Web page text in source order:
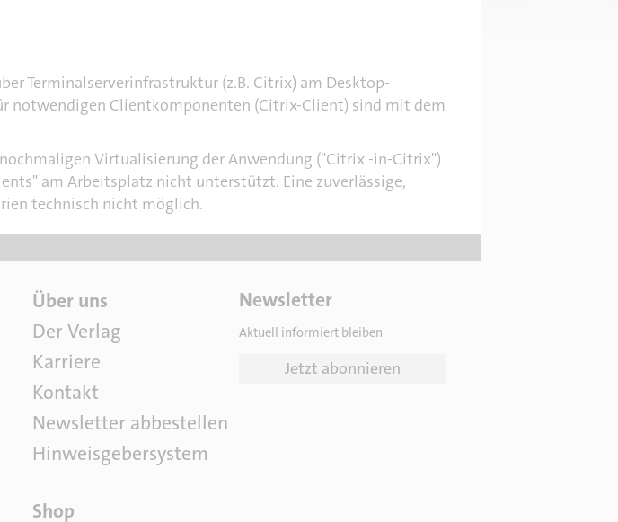
Terminalserverinfrastruktur (z.B. Citrix) am Desktop-
notwendigen Clientkomponenten (Citrix-Client) sind mit dem
Virtualisierung der Anwendung ("Citrix -in-Citrix")
am Arbeitsplatz nicht unterstützt. Eine zuverlässige,
technisch nicht möglich.
Ü
b
e
r
u
n
s
Über uns
Der Verlag
Karriere
Kontakt
Newsletter abbestellen
Hinweisgebersystem
P
Shop
Newsletter
Aktuell informiert bleiben
Jetzt abonnieren